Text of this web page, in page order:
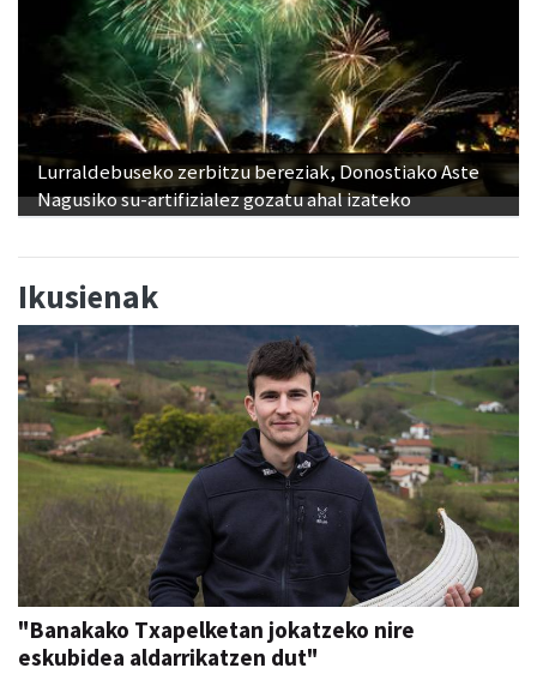
Lurraldebuseko zerbitzu bereziak, Donostiako Aste
Nagusiko su-artifizialez gozatu ahal izateko
Ikusienak
"Banakako Txapelketan jokatzeko nire
eskubidea aldarrikatzen dut"